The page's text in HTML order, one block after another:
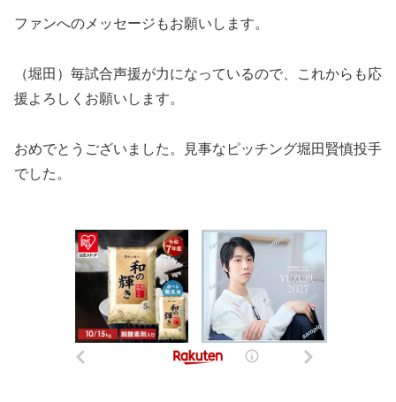
ファンへのメッセージもお願いします。
（堀田）毎試合声援が力になっているので、これからも応
援よろしくお願いします。
おめでとうございました。見事なピッチング堀田賢慎投手
でした。